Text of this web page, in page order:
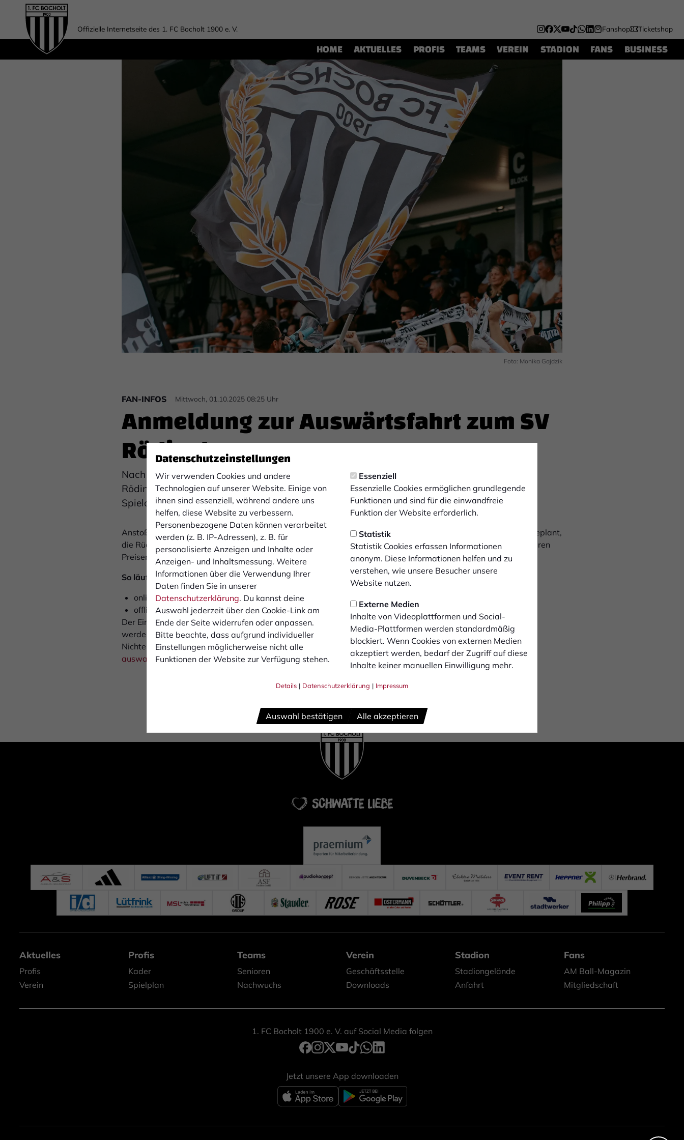
Datenschutzeinstellungen
Wir verwenden Cookies und andere
Technologien auf unserer Website. Einige von
ihnen sind essenziell, während andere uns
helfen, diese Website zu verbessern.
Personenbezogene Daten können verarbeitet
werden (z. B. IP-Adressen), z. B. für
personalisierte Anzeigen und Inhalte oder
Anzeigen- und Inhaltsmessung. Weitere
Informationen über die Verwendung Ihrer
Daten finden Sie in unserer
Datenschutzerklärung. Du kannst deine
Auswahl jederzeit über den Cookie-Link am
Ende der Seite widerrufen oder anpassen.
Bitte beachte, dass aufgrund individueller
Einstellungen möglicherweise nicht alle
Funktionen der Website zur Verfügung stehen.
Essenziell
Essenzielle Cookies ermöglichen grundlegende
Funktionen und sind für die einwandfreie
Funktion der Website erforderlich.
Statistik
Statistik Cookies erfassen Informationen
anonym. Diese Informationen helfen und zu
verstehen, wie unsere Besucher unsere
Website nutzen.
Externe Medien
Inhalte von Videoplattformen und Social-
Media-Plattformen werden standardmäßig
blockiert. Wenn Cookies von externen Medien
akzeptiert werden, bedarf der Zugriff auf diese
Inhalte keiner manuellen Einwilligung mehr.
Details | Datenschutzerklärung | Impressum
Auswahl bestätigen Alle akzeptieren
Offizielle Internetseite des 1. FC Bocholt 1900 e. V. Fanshop Ticketshop
HOME AKTUELLES PROFIS TEAMS VEREIN STADION FANS BUSINESS
Foto: Monika Gajdzik
FAN-INFOS Mittwoch, 01.10.2025 08:25 Uhr
Anmeldung zur Auswärtsfahrt zum SV
Rödinghausen
Nach der Länderspielpause gastiert der 1. FC Bocholt im Häcker Wiehenstadion beim SV
Rödinghausen. Der FCB ermöglicht seinen Anhängern erneut die kostenfreie Anreise zum
Spielort.
Anstoß der Partie ist am Samstag, den 18. Oktober um 14:00 Uhr. Die Abfahrt ist für 10:00 Uhr am Hünting geplant,
die Rückfahrt erfolgt gegen 16:30 Uhr aus Rödinghausen. An Bord erwarten die Fans gekühlte Getränke zu fairen
Preisen.
So läuft die Anmeldung:
online über unserAnmeldeformular
offline zu denÖffnungszeiten der Geschäftsstelle
Der Einlass ist nur für den Bus gültig, der auf dem Ticket angegeben ist. Damit Plätze nicht von Fans blockiert
werden, die unabgemeldet nicht erscheinen, behält sich der Verein vor, eine No-Show-Gebühr von 10€ bei
Nichterscheinen zu erheben. Eine Abmeldung ist bis zu 12 Stunden vor Abfahrt per Mail an
auswaertsfahrten@1fcbocholt.demöglich.
Aktuelles
Profis
Verein
Profis
Kader
Spielplan
Teams
Senioren
Nachwuchs
Verein
Geschäftsstelle
Downloads
Stadion
Stadiongelände
Anfahrt
Fans
AM Ball-Magazin
Mitgliedschaft
1. FC Bocholt 1900 e. V. auf Social Media folgen
Jetzt unsere App downloaden